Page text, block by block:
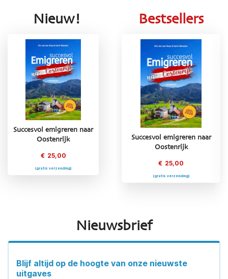
Nieuw!
Succesvol emigreren naar
Oostenrijk
€ 25,00
(gratis verzending)
Bestsellers
Succesvol emigreren naar
(gratis verzending)
Succesvol emigreren naar
Oostenrijk
€ 25,00
(gratis verzending)
Nieuwsbrief
Blijf altijd op de hoogte van onze nieuwste
uitgaves